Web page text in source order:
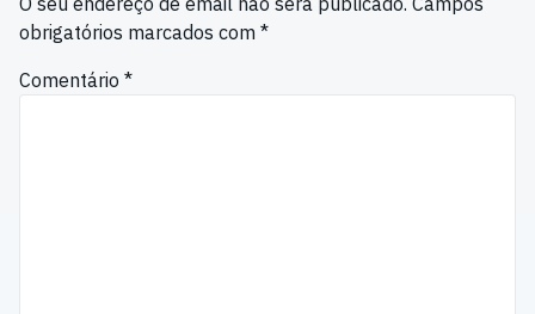
obrigatórios marcados com *
Comentário *